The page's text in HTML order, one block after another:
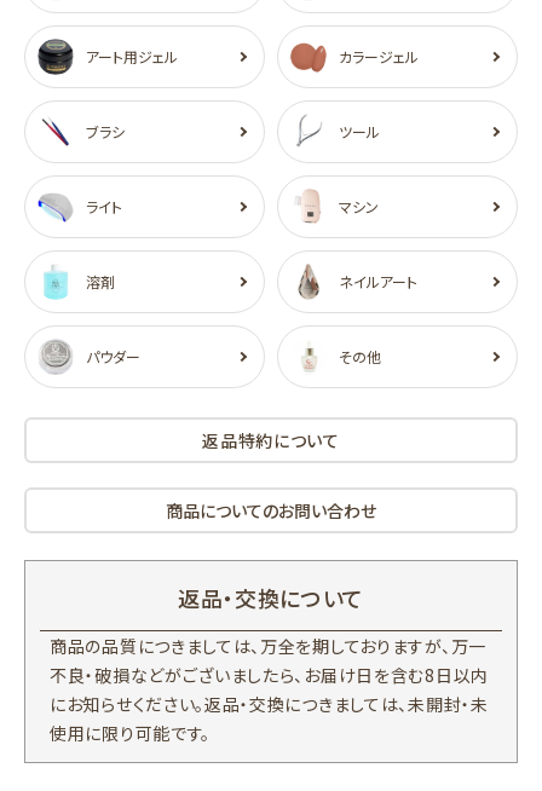
アート用ジェル カラージェル
ブラシ ツール
ライト マシン
溶剤 ネイルアート
パウダー その他
返品特約について
商品についてのお問い合わせ
返品・交換について
商品の品質につきましては、万全を期しておりますが、万一
不良・破損などがございましたら、お届け日を含む8日以内
にお知らせください。返品・交換につきましては、未開封・未
使用に限り可能です。